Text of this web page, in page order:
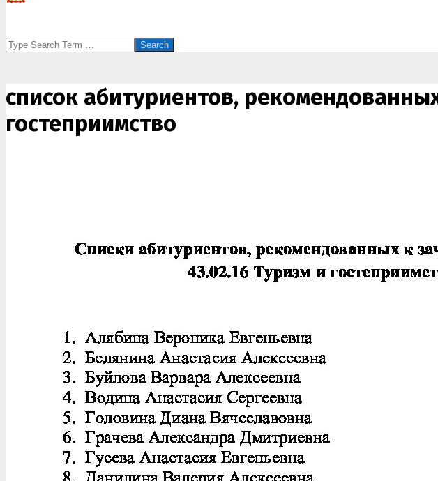
Search
список абитуриентов,
гостеприимство